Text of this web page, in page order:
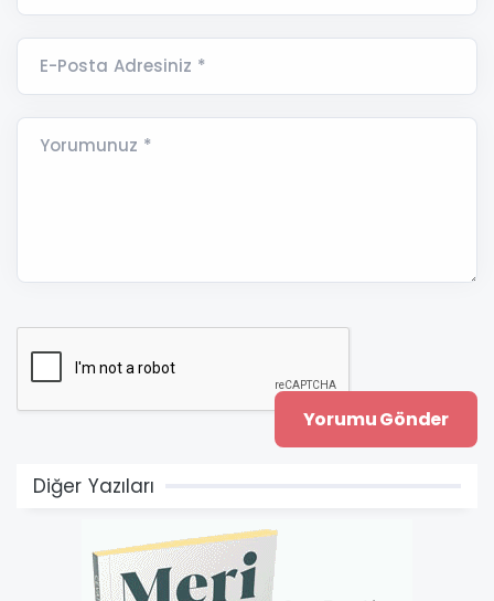
E-Posta Adresiniz *
Yorumunuz *
Diğer Yazıları